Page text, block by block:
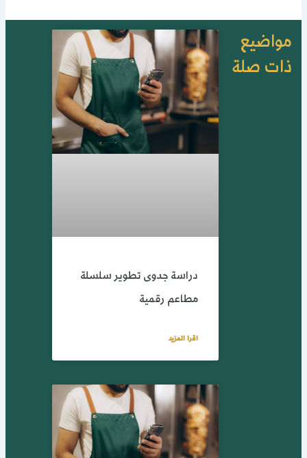
صلة
دراسة جدوى تطوير سلسلة
مطاعم رقمية
اقرا المزيد